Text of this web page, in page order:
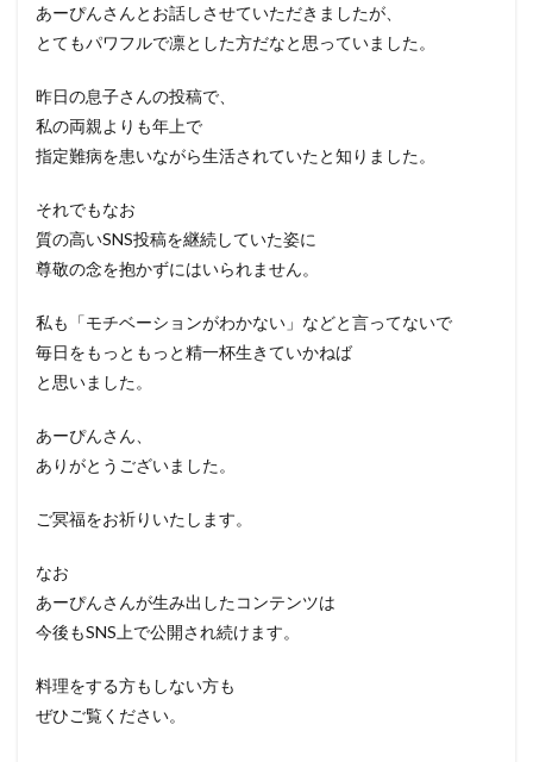
あーぴんさんとお話しさせていただきましたが、
とてもパワフルで凛とした方だなと思っていました。
昨日の息子さんの投稿で、
私の両親よりも年上で
指定難病を患いながら生活されていたと知りました。
それでもなお
質の高いSNS投稿を継続していた姿に
尊敬の念を抱かずにはいられません。
私も「モチベーションがわかない」などと言ってないで
毎日をもっともっと精一杯生きていかねば
と思いました。
あーぴんさん、
ありがとうございました。
ご冥福をお祈りいたします。
なお
あーぴんさんが生み出したコンテンツは
今後もSNS上で公開され続けます。
料理をする方もしない方も
ぜひご覧ください。